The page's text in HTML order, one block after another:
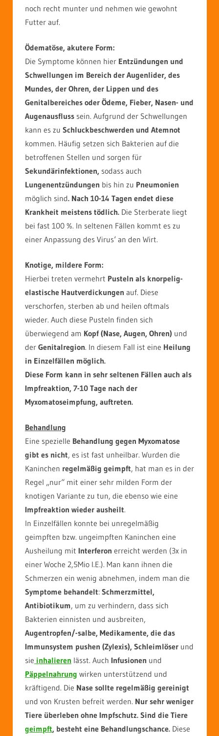
noch recht munter und nehmen wie gewohnt
Futter auf.
Ödematöse, akutere Form:
Die Symptome können hier Entzündungen und
Schwellungen im Bereich der Augenlider, des
Mundes, der Ohren, der Lippen und des
Genitalbereiches oder Ödeme, Fieber, Nasen- und
Augenausfluss sein. Aufgrund der Schwellungen
kann es zu Schluckbeschwerden und Atemnot
kommen. Häufig setzen sich Bakterien auf die
betroffenen Stellen und sorgen für
Sekundärinfektionen, sodass auch
Lungenentzündungen bis hin zu Pneumonien
möglich sind. Nach 10-14 Tagen endet diese
Krankheit meistens tödlich. Die Sterberate liegt
bei fast 100 %. In seltenen Fällen kommt es zu
einer Anpassung des Virus‘ an den Wirt.
Knotige, mildere Form:
Hierbei treten vermehrt Pusteln als knorpelig-
elastische Hautverdickungen auf. Diese
verschorfen, sterben ab und heilen oftmals
wieder. Auch diese Pusteln finden sich
überwiegend am Kopf (Nase, Augen, Ohren) und
der Genitalregion. In diesem Fall ist eine Heilung
in Einzelfällen möglich.
Diese Form kann in sehr seltenen Fällen auch als
Impfreaktion, 7-10 Tage nach der
Myxomatoseimpfung, auftreten.
Behandlung
Eine spezielle Behandlung gegen Myxomatose
gibt es nicht, es ist fast unheilbar. Wurden die
Kaninchen regelmäßig geimpft, hat man es in der
Regel „nur“ mit einer sehr milden Form der
knotigen Variante zu tun, die ebenso wie eine
Impfreaktion wieder ausheilt.
In Einzelfällen konnte bei unregelmäßig
geimpften bzw. ungeimpften Kaninchen eine
Ausheilung mit Interferon erreicht werden (3x in
einer Woche 2,5Mio I.E.). Man kann ihnen die
Schmerzen ein wenig abnehmen, indem man die
Symptome behandelt: Schmerzmittel,
Antibiotikum, um zu verhindern, dass sich
Bakterien einnisten und ausbreiten,
Augentropfen/-salbe, Medikamente, die das
Immunsystem pushen (Zylexis), Schleimlöser und
sie inhalieren lässt. Auch Infusionen und
Päppelnahrung wirken unterstützend und
kräftigend. Die Nase sollte regelmäßig gereinigt
und von Krusten befreit werden. Nur sehr weniger
Tiere überleben ohne Impfschutz. Sind die Tiere
geimpft, besteht eine Behandlungschance. Diese